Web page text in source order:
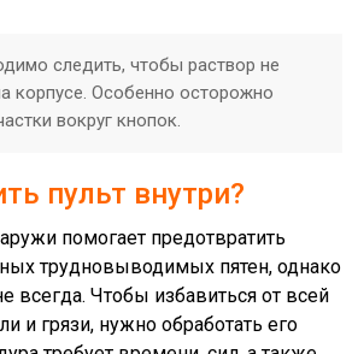
следить, чтобы раствор не
корпусе. Особенно осторожно
вокруг кнопок.
пульт внутри?
помогает предотвратить
трудновыводимых пятен, однако
всегда. Чтобы избавиться от всей
и грязи, нужно обработать его